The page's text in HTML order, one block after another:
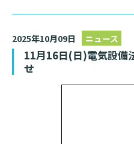
2025年10月09日 ニュース
11月16日(日)電気設備
せ